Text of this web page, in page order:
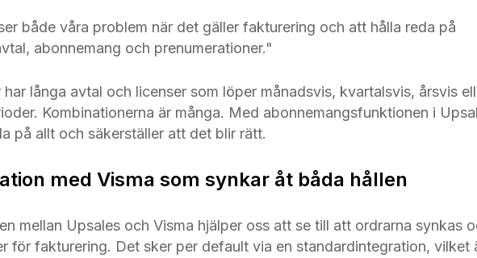
både våra problem när det gäller fakturering och att hålla reda på
abonnemang och prenumerationer."
har långa avtal och licenser som löper månadsvis, kvartalsvis, årsvis
Kombinationerna är många. Med abonnemangsfunktionen i
på allt och säkerställer att det blir rätt.
med Visma som synkar åt båda hållen
mellan Upsales och Visma hjälper oss att se till att ordrarna synkas
för fakturering. Det sker per default via en standardintegration, vilket